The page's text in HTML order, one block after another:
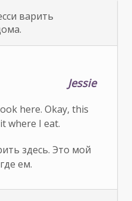
варить
Jessie
here. Okay, this
where I eat.
здесь. Это мой
ем.